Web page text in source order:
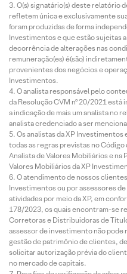
O(s) signatário(s) deste relatório
refletem única e exclusivamente
foram produzidas de forma
Investimentos e que estão sujeitas
decorrência de alterações nas
remuneração(es) é(são)
provenientes dos negócios e
Investimentos.
O analista responsável pelo
da Resolução CVM nº 20/2021
a indicação de mais um analista no
analista credenciado a ser
Os analistas da XP
todas as regras previstas no Código
Analista de Valores Mobiliários e na
Valores Mobiliários da XP
O atendimento de nossos
Investimentos ou por assessores
atividades por meio da XP, em
178/2023, os quais encontram-se
Corretoras e Distribuidoras de
assessor de investimento não
gestão de patrimônio de clientes,
solicitar autorização prévia do
no mercado de capitais.